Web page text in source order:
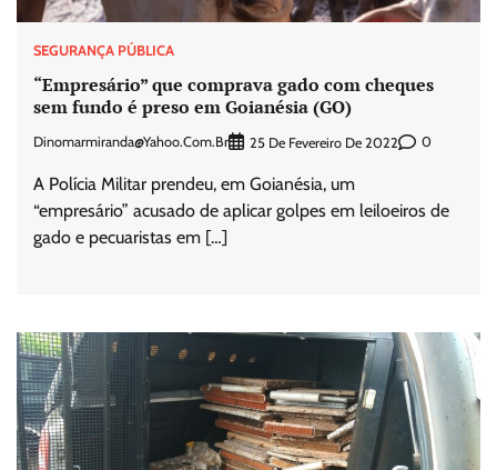
SEGURANÇA PÚBLICA
“Empresário” que comprava gado com cheques
sem fundo é preso em Goianésia (GO)
Dinomarmiranda@yahoo.com.br 25 De Fevereiro De 2022 0
A Polícia Militar prendeu, em Goianésia, um
“empresário” acusado de aplicar golpes em leiloeiros de
gado e pecuaristas em […]